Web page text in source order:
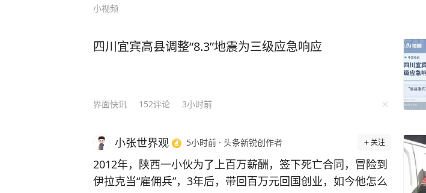
小视频
四川宜宾高县调整“8.3”地震为三级应急响应
界面快讯 152评论 3小时前
小张世界观 5小时前 · 头条新锐创作者 关注
2012年，陕西一小伙为了上百万薪酬，签下死亡合同，冒险到
伊拉克当“雇佣兵”，3年后，带回百万元回国创业，如今他怎么